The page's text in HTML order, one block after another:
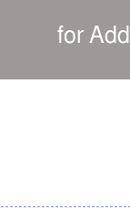
for Add